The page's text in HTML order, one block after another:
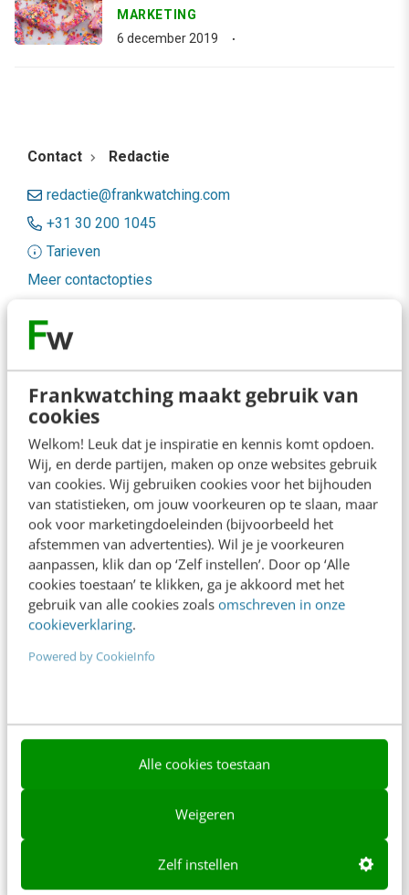
Frankwatching maakt gebruik van
cookies
Welkom! Leuk dat je inspiratie en kennis komt opdoen.
Wij, en derde partijen, maken op onze websites gebruik
van cookies. Wij gebruiken cookies voor het bijhouden
van statistieken, om jouw voorkeuren op te slaan, maar
ook voor marketingdoeleinden (bijvoorbeeld het
afstemmen van advertenties). Wil je je voorkeuren
aanpassen, klik dan op ‘Zelf instellen’. Door op ‘Alle
cookies toestaan’ te klikken, ga je akkoord met het
gebruik van alle cookies zoals omschreven in onze
cookieverklaring.
Powered by CookieInfo
Alle cookies toestaan
Weigeren
Zelf instellen
MARKETING
6 december 2019
Contact Redactie
redactie@frankwatching.com
+31 30 200 1045
Tarieven
Meer contactopties
Frankwatching
Contact
Nieuwsbrieven
Over ons
Ons team
Werken bij
Whitepapers
Blog
AI & Tech
Themanieuwsbrieven